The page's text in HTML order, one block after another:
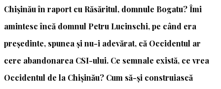
Chișinău în raport cu Răsăritul, domnule Bogatu? Îmi
amintesc încă domnul Petru Lucinschi, pe când era
președinte, spunea și nu-i adevărat, că Occidentul ar
cere abandonarea CSI-ului. Ce semnale există, ce vrea
Occidentul de la Chișinău? Cum să-și construiască